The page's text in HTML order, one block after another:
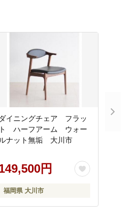
ダイニングチェア フラッ
ト ハーフアーム ウォー
ルナット無垢 大川市
円
福岡県 大川市